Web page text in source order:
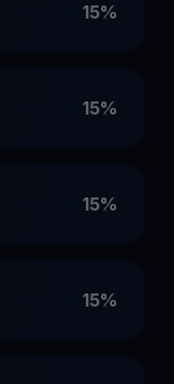
15%
15%
15%
15%